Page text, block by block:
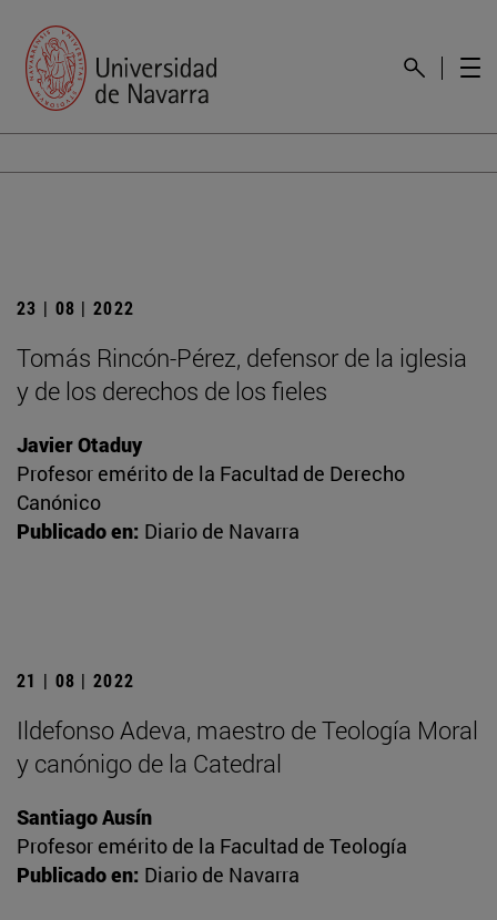
23 | 08 | 2022
Tomás Rincón-Pérez, defensor de la iglesia
y de los derechos de los fieles
Javier Otaduy
Profesor emérito de la Facultad de Derecho
Canónico
Publicado en: Diario de Navarra
21 | 08 | 2022
Ildefonso Adeva, maestro de Teología Moral
y canónigo de la Catedral
Santiago Ausín
Profesor emérito de la Facultad de Teología
Publicado en: Diario de Navarra